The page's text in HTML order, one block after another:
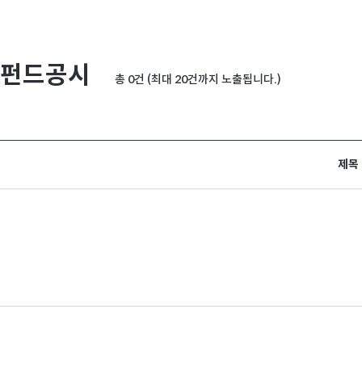
펀드공시 총 0건 (최대 20건까지 노출됩니다.)
제목